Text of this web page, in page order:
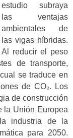
estudio subraya
las ventajas
ambientales de
las vigas híbridas.
Al reducir el peso
de transporte,
se traduce en
de CO₂. Los
de construcción
la Unión Europea
industria de la
para 2050.